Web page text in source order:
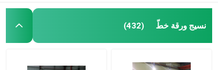
نسيج ورقة خطّ (432)